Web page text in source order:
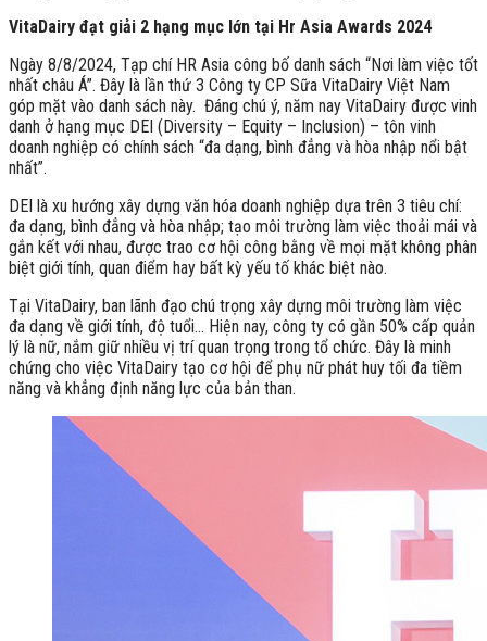
VitaDairy đạt giải 2 hạng mục lớn tại Hr Asia Awards 2024
Ngày 8/8/2024, Tạp chí HR Asia công bố danh sách “Nơi làm việc tốt
nhất châu Á”. Đây là lần thứ 3 Công ty CP Sữa VitaDairy Việt Nam
góp mặt vào danh sách này. Đáng chú ý, năm nay VitaDairy được vinh
danh ở hạng mục DEI (Diversity – Equity – Inclusion) – tôn vinh
doanh nghiệp có chính sách “đa dạng, bình đẳng và hòa nhập nổi bật
nhất”.
DEI là xu hướng xây dựng văn hóa doanh nghiệp dựa trên 3 tiêu chí:
đa dạng, bình đẳng và hòa nhập; tạo môi trường làm việc thoải mái và
gắn kết với nhau, được trao cơ hội công bằng về mọi mặt không phân
biệt giới tính, quan điểm hay bất kỳ yếu tố khác biệt nào.
Tại VitaDairy, ban lãnh đạo chú trọng xây dựng môi trường làm việc
đa dạng về giới tính, độ tuổi… Hiện nay, công ty có gần 50% cấp quản
lý là nữ, nắm giữ nhiều vị trí quan trọng trong tổ chức. Đây là minh
chứng cho việc VitaDairy tạo cơ hội để phụ nữ phát huy tối đa tiềm
năng và khẳng định năng lực của bản than.